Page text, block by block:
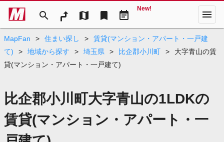
search map bookmark event_note
New! menu
MapFan > 住まい探し >
賃貸(マンション・アパート・一戸建
て)
> 地域から探す > 埼玉県 > 比企郡小川町 >
大字青山の賃
貸(マンション・アパート・一戸建て)
比企郡小川町大字青山の1LDKの
賃貸(マンション・アパート・一